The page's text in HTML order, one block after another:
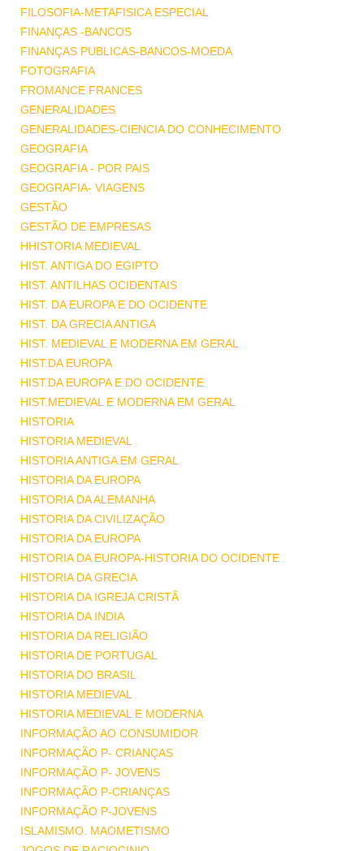
FILOSOFIA-METAFISICA ESPECIAL
FINANÇAS -BANCOS
FINANÇAS PUBLICAS-BANCOS-MOEDA
FOTOGRAFIA
FROMANCE FRANCES
GENERALIDADES
GENERALIDADES-CIENCIA DO CONHECIMENTO
GEOGRAFIA
GEOGRAFIA - POR PAIS
GEOGRAFIA- VIAGENS
GESTÃO
GESTÃO DE EMPRESAS
HHISTORIA MEDIEVAL
HIST. ANTIGA DO EGIPTO
HIST. ANTILHAS OCIDENTAIS
HIST. DA EUROPA E DO OCIDENTE
HIST. DA GRECIA ANTIGA
HIST. MEDIEVAL E MODERNA EM GERAL
HIST.DA EUROPA
HIST.DA EUROPA E DO OCIDENTE
HIST.MEDIEVAL E MODERNA EM GERAL
HISTORIA
HISTORIA MEDIEVAL
HISTORIA ANTIGA EM GERAL
HISTORIA DA EUROPA
HISTORIA DA ALEMANHA
HISTORIA DA CIVILIZAÇÃO
HISTORIA DA EUROPA
HISTORIA DA EUROPA-HISTORIA DO OCIDENTE
HISTORIA DA GRECIA
HISTORIA DA IGREJA CRISTÃ
HISTORIA DA INDIA
HISTORIA DA RELIGIÃO
HISTORIA DE PORTUGAL
HISTORIA DO BRASIL
HISTORIA MEDIEVAL
HISTORIA MEDIEVAL E MODERNA
INFORMAÇÃO AO CONSUMIDOR
INFORMAÇÃO P- CRIANÇAS
INFORMAÇÃO P- JOVENS
INFORMAÇÃO P-CRIANÇAS
INFORMAÇÃO P-JOVENS
ISLAMISMO. MAOMETISMO